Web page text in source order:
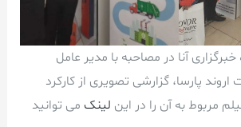
آنا در مصاحبه با مدیر عامل
پارسا، گزارشی تصویری از کارکرد
مربوط به آن را در این لینک می توانید